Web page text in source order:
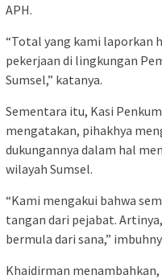
APH.
“Total yang kami laporkan
pekerjaan di lingkungan
Sumsel,” katanya.
Sementara itu, Kasi
mengatakan, pihakhya
dukungannya dalam hal
wilayah Sumsel.
“Kami mengakui bahwa
tangan dari pejabat.
bermula dari sana,”
Khaidirman